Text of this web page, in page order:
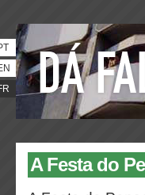
A Festa do